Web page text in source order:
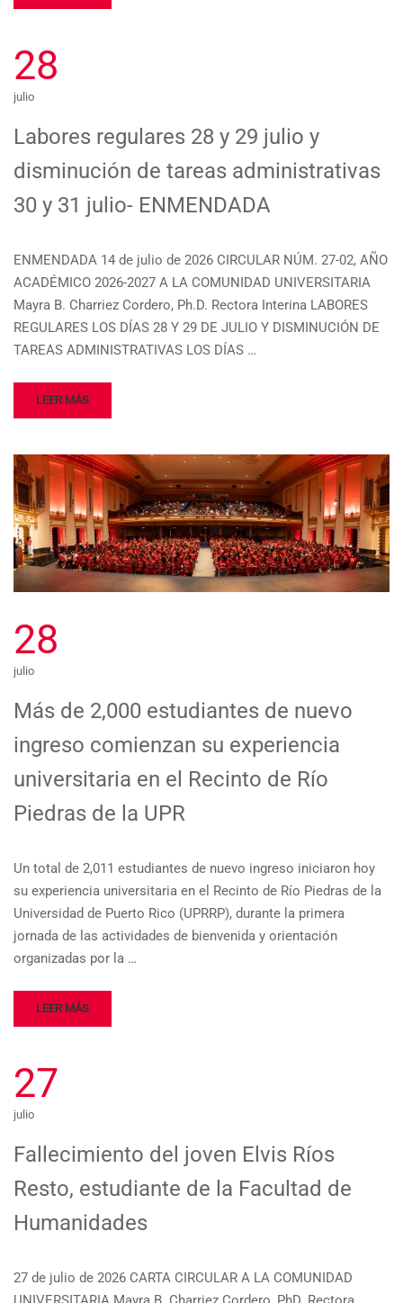
28
julio
Labores regulares 28 y 29 julio y
disminución de tareas administrativas
30 y 31 julio- ENMENDADA
ENMENDADA 14 de julio de 2026 CIRCULAR NÚM. 27-02, AÑO
ACADÉMICO 2026-2027 A LA COMUNIDAD UNIVERSITARIA
Mayra B. Charriez Cordero, Ph.D. Rectora Interina LABORES
REGULARES LOS DÍAS 28 Y 29 DE JULIO Y DISMINUCIÓN DE
TAREAS ADMINISTRATIVAS LOS DÍAS …
LEER MÁS
28
julio
Más de 2,000 estudiantes de nuevo
ingreso comienzan su experiencia
universitaria en el Recinto de Río
Piedras de la UPR
Un total de 2,011 estudiantes de nuevo ingreso iniciaron hoy
su experiencia universitaria en el Recinto de Río Piedras de la
Universidad de Puerto Rico (UPRRP), durante la primera
jornada de las actividades de bienvenida y orientación
organizadas por la …
LEER MÁS
27
julio
Fallecimiento del joven Elvis Ríos
Resto, estudiante de la Facultad de
Humanidades
27 de julio de 2026 CARTA CIRCULAR A LA COMUNIDAD